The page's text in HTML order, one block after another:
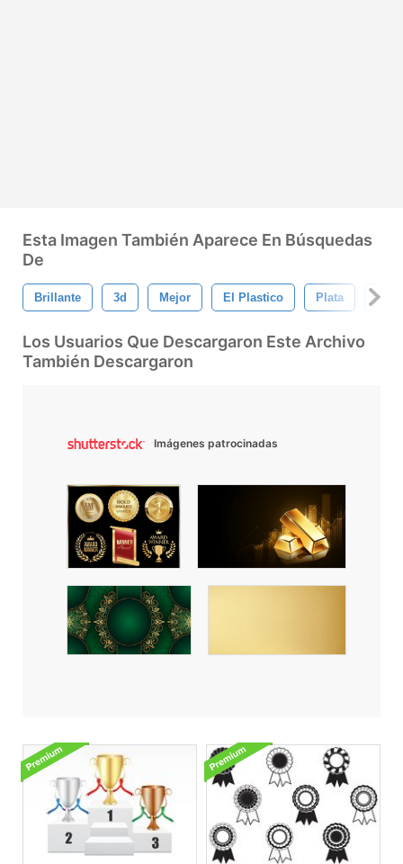
Esta Imagen También Aparece En Búsquedas
De
Brillante 3d Mejor El Plastico Plata
Los Usuarios Que Descargaron Este Archivo
También Descargaron
Imágenes patrocinadas